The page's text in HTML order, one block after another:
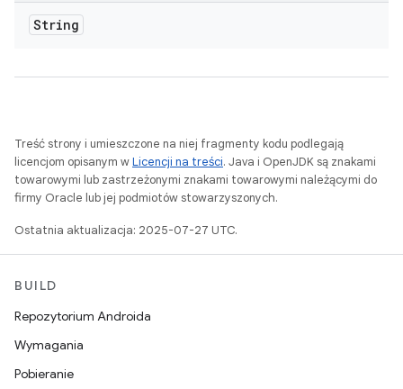
String
Treść strony i umieszczone na niej fragmenty kodu podlegają
licencjom opisanym wLicencji na treści. Java i OpenJDK są znakami
towarowymi lub zastrzeżonymi znakami towarowymi należącymi do
firmy Oracle lub jej podmiotów stowarzyszonych.
Ostatnia aktualizacja: 2025-07-27 UTC.
BUILD
Repozytorium Androida
Wymagania
Pobieranie